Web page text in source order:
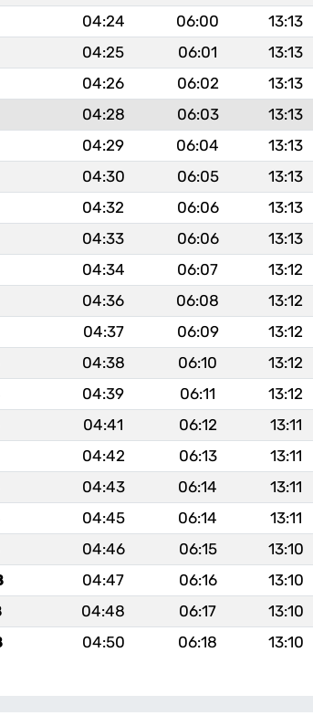
04:24 06:00 13:13
04:25 06:01 13:13
04:26 06:02 13:13
04:28 06:03 13:13
04:29 06:04 13:13
04:30 06:05 13:13
04:32 06:06 13:13
04:33 06:06 13:13
04:34 06:07 13:12
04:36 06:08 13:12
04:37 06:09 13:12
04:38 06:10 13:12
04:39 06:11 13:12
04:41 06:12 13:11
04:42 06:13 13:11
04:43 06:14 13:11
04:45 06:14 13:11
04:46 06:15 13:10
04:47 06:16 13:10
04:48 06:17 13:10
04:50 06:18 13:10